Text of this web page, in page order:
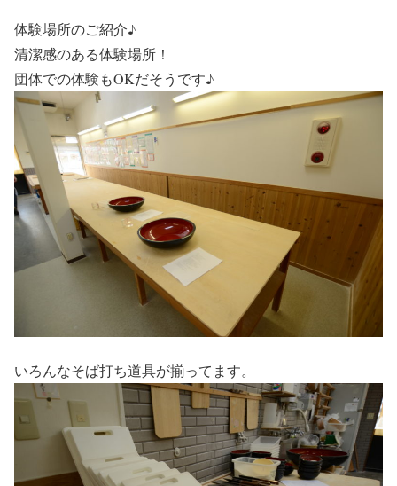
体験場所のご紹介♪
清潔感のある体験場所！
団体での体験もOKだそうです♪
いろんなそば打ち道具が揃ってます。